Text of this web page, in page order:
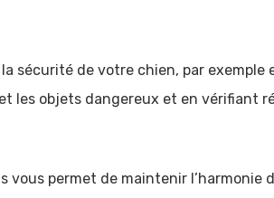
sécurité de votre chien, par
les objets dangereux et en vérifiant
vous permet de maintenir